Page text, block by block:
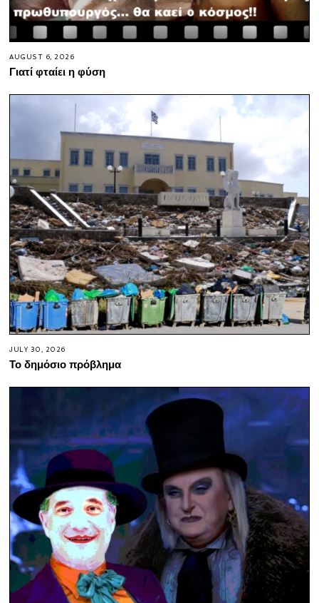
AUGUST 6, 2026
Γιατί φταίει η φύση
JULY 30, 2026
Το δημόσιο πρόβλημα